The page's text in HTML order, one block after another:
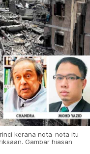
kerana nota-nota itu
Gambar hiasan